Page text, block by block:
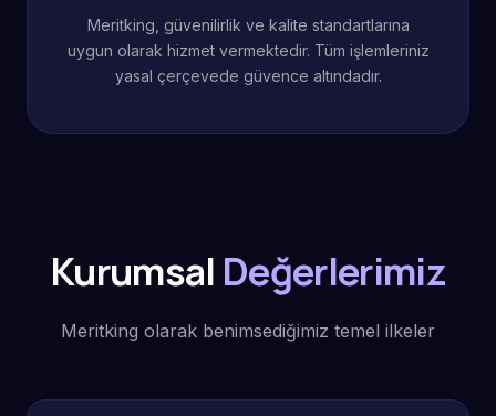
Meritking, güvenilirlik ve kalite standartlarına
uygun olarak hizmet vermektedir. Tüm işlemleriniz
yasal çerçevede güvence altındadır.
Kurumsal Değerlerimiz
Meritking olarak benimsediğimiz temel ilkeler